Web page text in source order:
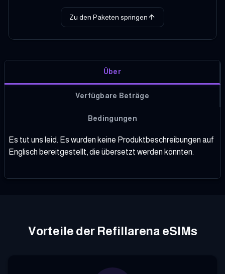
Zu den Paketen springen
Über
Verfügbare Beträge
Bedingungen
Es tut uns leid. Es wurden keine Produktbeschreibungen auf
Englisch bereitgestellt, die übersetzt werden könnten.
Vorteile der Refillarena eSIMs